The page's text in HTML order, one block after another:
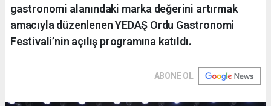
gastronomi alanındaki marka değerini artırmak
amacıyla düzenlenen YEDAŞ Ordu Gastronomi
Festivali’nin açılış programına katıldı.
ABONE OL